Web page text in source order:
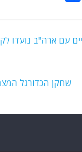
e
o
עם ארה"ב נועדו
שחקן הכדורגל